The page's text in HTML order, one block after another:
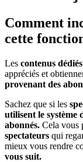
Comment
cette
Les contenus
appréciés et
provenant des
Sachez que si les
utilisent le système
abonnés. Cela vous
spectateurs qui
mieux vous rendre
vous suit.